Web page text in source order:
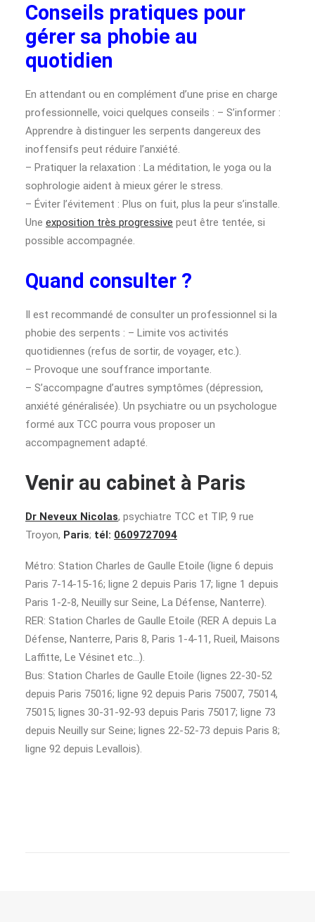
Conseils pratiques pour
gérer sa phobie au
quotidien
En attendant ou en complément d’une prise en charge
professionnelle, voici quelques conseils : – S’informer :
Apprendre à distinguer les serpents dangereux des
inoffensifs peut réduire l’anxiété.
– Pratiquer la relaxation : La méditation, le yoga ou la
sophrologie aident à mieux gérer le stress.
– Éviter l’évitement : Plus on fuit, plus la peur s’installe.
Une exposition très progressive peut être tentée, si
possible accompagnée.
Quand consulter ?
Il est recommandé de consulter un professionnel si la
phobie des serpents : – Limite vos activités
quotidiennes (refus de sortir, de voyager, etc.).
– Provoque une souffrance importante.
– S’accompagne d’autres symptômes (dépression,
anxiété généralisée). Un psychiatre ou un psychologue
formé aux TCC pourra vous proposer un
accompagnement adapté.
Venir au cabinet à Paris
Dr Neveux Nicolas, psychiatre TCC et TIP, 9 rue
Troyon, Paris; tél: 0609727094
Métro: Station Charles de Gaulle Etoile (ligne 6 depuis
Paris 7-14-15-16; ligne 2 depuis Paris 17; ligne 1 depuis
Paris 1-2-8, Neuilly sur Seine, La Défense, Nanterre).
RER: Station Charles de Gaulle Etoile (RER A depuis La
Défense, Nanterre, Paris 8, Paris 1-4-11, Rueil, Maisons
Laffitte, Le Vésinet etc…).
Bus: Station Charles de Gaulle Etoile (lignes 22-30-52
depuis Paris 75016; ligne 92 depuis Paris 75007, 75014,
75015; lignes 30-31-92-93 depuis Paris 75017; ligne 73
depuis Neuilly sur Seine; lignes 22-52-73 depuis Paris 8;
ligne 92 depuis Levallois).